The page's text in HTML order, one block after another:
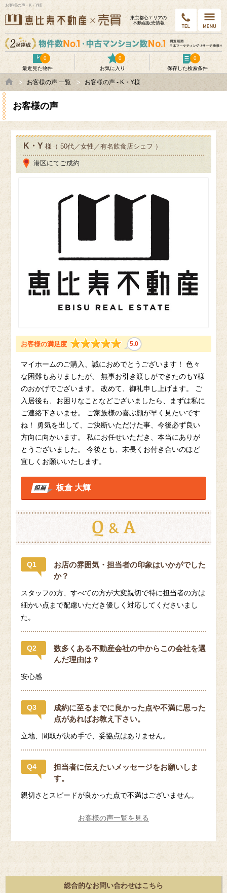
お客様の声 - K・Y様
東京都⼼エリアの
不動産販売情報
最近見た物件
0
お気に入り
0
保存した検索条件
0
お客様の声 一覧 お客様の声 - K・Y様
お客様の声
K・Y 様（ 50代／女性／有名飲食店シェフ ）
港区にてご成約
お客様の満足度 5.0
マイホームのご購入、誠におめでとうございます！ 色々
な困難もありましたが、 無事お引き渡しができたのもY様
のおかげでございます。 改めて、御礼申し上げます。 ご
入居後も、お困りなことなどございましたら、まずは私に
ご連絡下さいませ。 ご家族様の喜ぶ顔が早く見たいです
ね！ 勇気を出して、ご決断いただけた事、今後必ず良い
方向に向かいます。 私にお任せいただき、本当にありが
とうございました。 今後とも、末長くお付き合いのほど
宜しくお願いいたします。
板倉 大輝
Q1
お店の雰囲気・担当者の印象はいかがでした
か？
スタッフの方、すべての方が大変親切で特に担当者の方は
細かい点まで配慮いただき優しく対応してくださいまし
た。
Q2
数多くある不動産会社の中からこの会社を選
んだ理由は？
安心感
Q3
成約に至るまでに良かった点や不満に思った
点があればお教え下さい。
立地、間取が決め手で、妥協点はありません。
Q4
担当者に伝えたいメッセージをお願いしま
す。
親切さとスピードが良かった点で不満はございません。
お客様の声一覧を見る
総合的なお問い合わせはこちら